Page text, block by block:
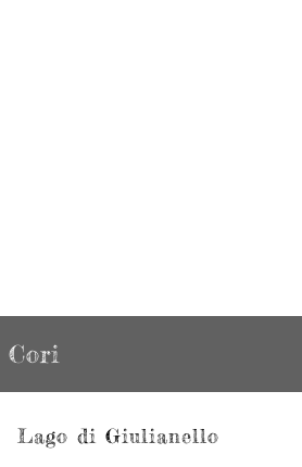
Cori
Lago di Giulianello